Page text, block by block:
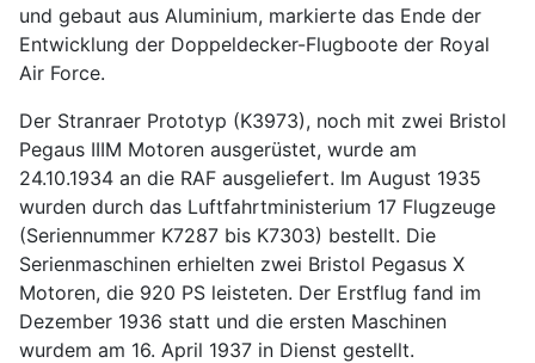
und gebaut aus Aluminium, markierte das Ende der
Entwicklung der Doppeldecker-Flugboote der Royal
Air Force.
Der Stranraer Prototyp (K3973), noch mit zwei Bristol
Pegaus IIIM Motoren ausgerüstet, wurde am
24.10.1934 an die RAF ausgeliefert. Im August 1935
wurden durch das Luftfahrtministerium 17 Flugzeuge
(Seriennummer K7287 bis K7303) bestellt. Die
Serienmaschinen erhielten zwei Bristol Pegasus X
Motoren, die 920 PS leisteten. Der Erstflug fand im
Dezember 1936 statt und die ersten Maschinen
wurdem am 16. April 1937 in Dienst gestellt.